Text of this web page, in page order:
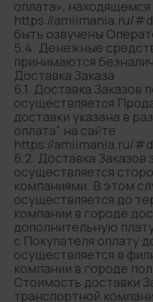
оплата»,
https://amiimania.ru/
быть озвучены
5.4. Денежные
принимаются
Доставка Заказа
6.1. Доставка Заказов
осуществляется
доставки указана в
оплата” на сайте
https://amiimania.ru/
6.2. Доставка
осуществляется
компаниями. В этом
осуществляется до
компании в городе
дополнительную
с Покупателя оплату
осуществляется в
компании в городе
Стоимость доставки
транспортной